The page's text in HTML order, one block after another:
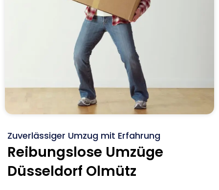
Zuverlässiger Umzug mit Erfahrung
Reibungslose Umzüge
Düsseldorf Olmütz